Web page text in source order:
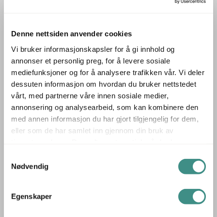
Denne nettsiden anvender cookies
Vi bruker informasjonskapsler for å gi innhold og
annonser et personlig preg, for å levere sosiale
mediefunksjoner og for å analysere trafikken vår. Vi deler
dessuten informasjon om hvordan du bruker nettstedet
vårt, med partnerne våre innen sosiale medier,
annonsering og analysearbeid, som kan kombinere den
med annen informasjon du har gjort tilgjengelig for dem,
eller som de har samlet inn gjennom din bruk av
Nødvendig
Egenskaper
▪ Designet av Olle Gyllang / Propeller Design –
Skandinavisk design med fokus på funksjonalitet
▪ Høy sidebord – Ideelt for stående arbeid eller som
supplement til sittegrupper
▪ Slankt metallunderstell – Gir et lett og moderne uttrykk
Fields FIT63H fra Kinnarps er et utmerket valg for deg
Produsent: Kinnarps
Kinnarps er en av Europas ledende produsenter av
kontormøbler, grunnlagt i Sverige i 1942. Selskapet er